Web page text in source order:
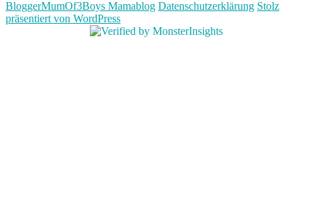
BloggerMumOf3Boys Mamablog Datenschutzerklärung Stolz
präsentiert von WordPress